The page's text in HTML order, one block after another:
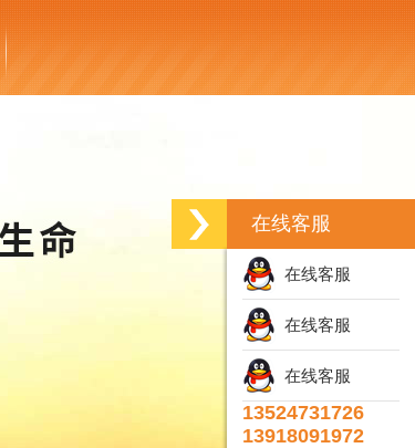
在线客服
在线客服
在线客服
在线客服
13524731726
13918091972